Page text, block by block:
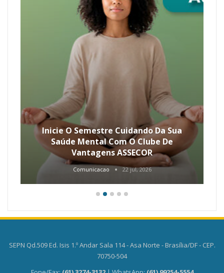
Inicie O Semestre Cuidando Da Sua
Saúde Mental Com O Clube De
Vantagens ASSECOR
Comunicacao 22 jul, 2026
SEPN Qd.509 Ed. Isis 1.º Andar Sala 114 - Asa Norte - Brasília/DF - CEP.
70750-504